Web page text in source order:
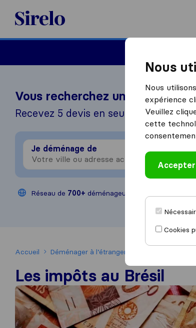
Sirelo.fr
Vous recherchez un
Recevez 5 devis en seulement 3
Je déménage de
Réseau de 700+ déménageurs
Accueil Déménager à l’étranger
Les impôts au Brésil
Nous
Nous
expérience
Veuillez
cette
Cookies